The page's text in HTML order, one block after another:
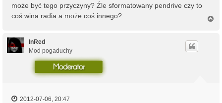
może być tego przyczyny? Źle sformatowany pendrive czy to
coś wina radia a może coś innego?
InRed
Mod pogaduchy
2012-07-06, 20:47